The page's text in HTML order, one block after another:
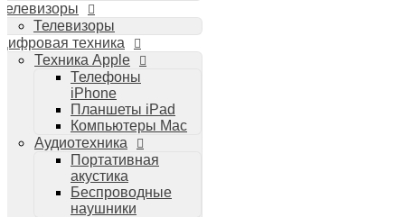
Телевизоры
техника
Техника Apple
Телефоны
iPhone
Планшеты iPad
Компьютеры Mac
Аудиотехника
Портативная
акустика
Беспроводные
наушники